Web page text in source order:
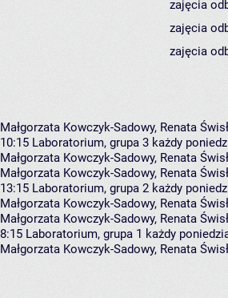
zajęcia
zajęcia
zajęcia
Małgorzata Kowczyk-Sadowy, Renata
10:15 Laboratorium, grupa 3 każdy
Małgorzata Kowczyk-Sadowy, Renata
Małgorzata Kowczyk-Sadowy, Renata
13:15 Laboratorium, grupa 2 każdy
Małgorzata Kowczyk-Sadowy, Renata
Małgorzata Kowczyk-Sadowy, Renata
8:15 Laboratorium, grupa 1 każdy
Małgorzata Kowczyk-Sadowy, Renata